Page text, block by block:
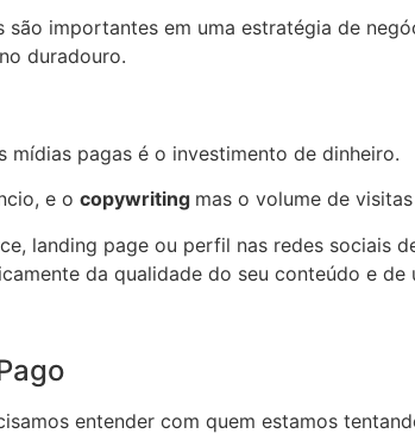
importantes em uma estratégia de
duradouro.
pagas é o investimento de dinheiro.
e o copywriting mas o volume de
landing page ou perfil nas redes sociais
da qualidade do seu conteúdo e
entender com quem estamos